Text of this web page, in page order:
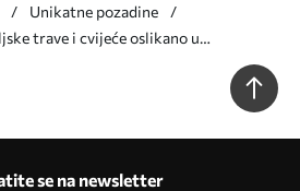
Unikatne pozadine
trave i cvijeće oslikano u
se na newsletter